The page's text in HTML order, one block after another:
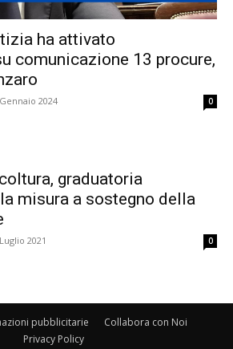
ha attivato
comunicazione 13 procure,
2024 0
graduatoria
misura a sostegno della
2021 0
pubblicitarie
Collabora con Noi
Privacy Policy